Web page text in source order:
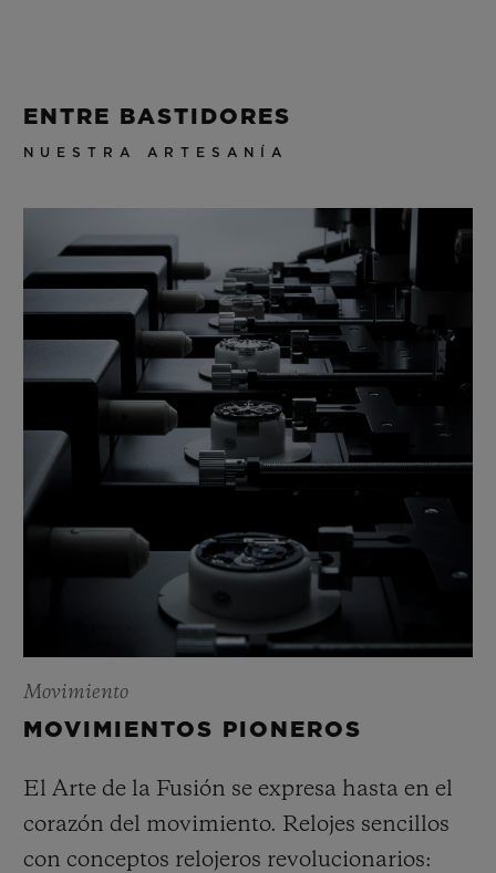
ENTRE BASTIDORES
NUESTRA ARTESANÍA
Movimiento
MOVIMIENTOS PIONEROS
El Arte de la Fusión se expresa hasta en el
corazón del movimiento. Relojes sencillos
con conceptos relojeros revolucionarios: